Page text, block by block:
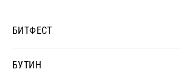
БИТФЕСТ
БУТИН